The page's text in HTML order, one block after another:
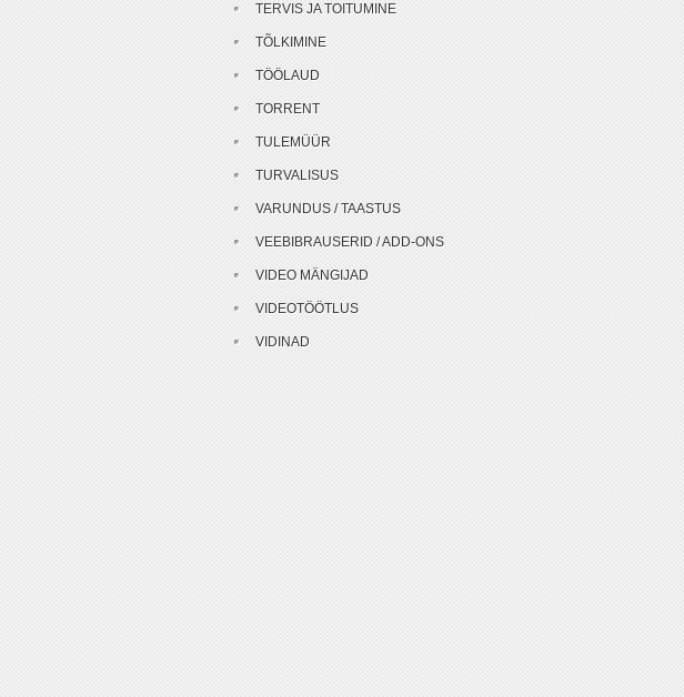
TERVIS JA TOITUMINE
TÕLKIMINE
TÖÖLAUD
TORRENT
TULEMÜÜR
TURVALISUS
VARUNDUS / TAASTUS
VEEBIBRAUSERID / ADD-ONS
VIDEO MÄNGIJAD
VIDEOTÖÖTLUS
VIDINAD